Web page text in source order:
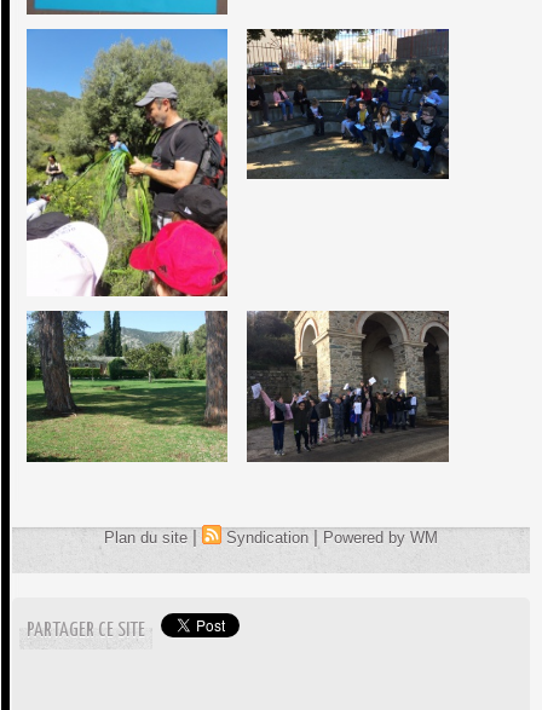
Plan du site | Syndication | Powered by WM
PARTAGER CE SITE